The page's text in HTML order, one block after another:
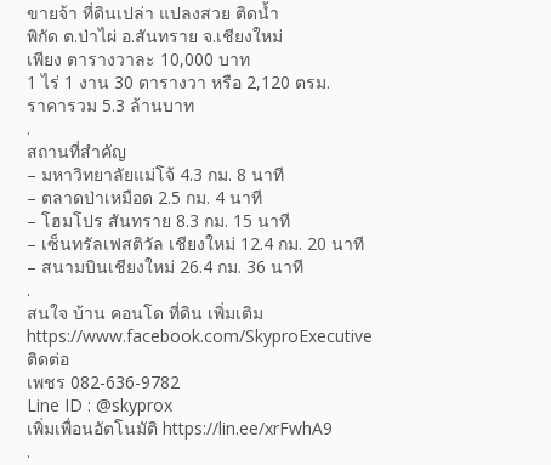
ขายจ้า ที่ดินเปล่า แปลงสวย ติดน้ำ
พิกัด ต.ป่าไผ่ อ.สันทราย จ.เชียงใหม่
เพียง ตารางวาละ 10,000 บาท
1 ไร่ 1 งาน 30 ตารางวา หรือ 2,120 ตรม.
ราคารวม 5.3 ล้านบาท
.
สถานที่สำคัญ
– มหาวิทยาลัยแม่โจ้ 4.3 กม. 8 นาที
– ตลาดป่าเหมือด 2.5 กม. 4 นาที
– โฮมโปร สันทราย 8.3 กม. 15 นาที
– เซ็นทรัลเฟสติวัล เชียงใหม่ 12.4 กม. 20 นาที
– สนามบินเชียงใหม่ 26.4 กม. 36 นาที
.
สนใจ บ้าน คอนโด ที่ดิน เพิ่มเติม
https://www.facebook.com/SkyproExecutive
ติดต่อ
เพชร 082-636-9782
Line ID : @skyprox
เพิ่มเพื่อนอัตโนมัติ https://lin.ee/xrFwhA9
.